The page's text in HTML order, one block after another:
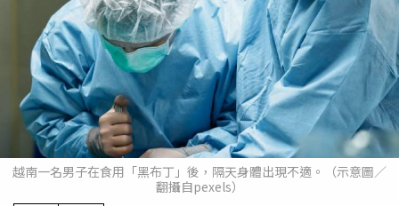
越南一名男子在食用「黑布丁」後，隔天身體出現不適。（示意圖／
翻攝自pexels）